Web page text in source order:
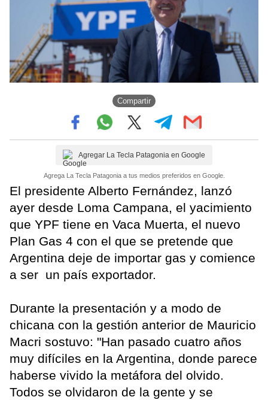
Compartir
Agregar La Tecla Patagonia en Google
Agrega La Tecla Patagonia a tus medios preferidos en Google.
El presidente Alberto Fernández, lanzó
ayer desde Loma Campana, el yacimiento
que YPF tiene en Vaca Muerta, el nuevo
Plan Gas 4 con el que se pretende que
Argentina deje de importar gas y comience
a ser un país exportador.
Durante la presentación y a modo de
chicana con la gestión anterior de Mauricio
Macri sostuvo: "Han pasado cuatro años
muy difíciles en la Argentina, donde parece
haberse vivido la metáfora del olvido.
Todos se olvidaron de la gente y se